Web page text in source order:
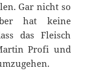
Gar nicht so
hat keine
das Fleisch
Profi und